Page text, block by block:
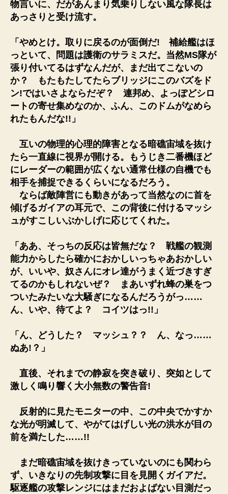
物言いに、だがあんまり気乗りしない風な隊長は
あっさりと受け流す。
「やめとけ。取りに戻るのが面倒だ! 補給艦はほ
っといて、問題は護衛のサラミスだ。当然MS隊が
張り付いてるはずなんだが、まだ出てこないの
か？ もたもたしてたらブリッジにこのバズをド
ン!ではいさよならだぞ？ 連邦め、よっぽどシロ
ートの寄せ集めなのか、ふん、このドムがなめら
れたもんだな!!」
互いの物理的心理的障害となる暗礁宙域を抜け
たら一直線に視界が開ける。もうじき二番機ほど
にレーダーの範囲が広くない通常仕様の自機でも
相手を捕捉できるくらいになるだろう。
ならば敵陣営にも動きがあって当然なのに首を
傾げるガイアの耳元で、この背後に付けるマッシ
ュがすこしいぶかしげに応じてくれた。
「ああ、そっちの反応は皆無だな？ 戦艦の観測
能力からしたら確かにおかしいっちゃあおかしい
が、いいや、奴さんにオレ達がうまく近づきすぎ
てるのかもしれないぜ？ まあいずれ蜂の巣をつ
ついたみたいな大騒ぎになるんだろうがっ……
ん、いや、待てよ？ コイツはっ!!」
「ん、どうした？ マッシュ？？ ん、なっ……
ぬあ!？」
直後、それまでの静寂を突き破り、突如として
激しく鳴り響く大小無数の警告音!
反射的に見たモニターの中、この中央でかすか
な光が明滅して、やがてはげしい光の洪水が目の
前を満たした……!!
まだ暗礁宙域を抜けきっていないのにも関わら
ず、いきなりの先制攻撃に目を見開くガイアだ。
駆逐艦の攻撃レンジにはまだおよばない目測だっ